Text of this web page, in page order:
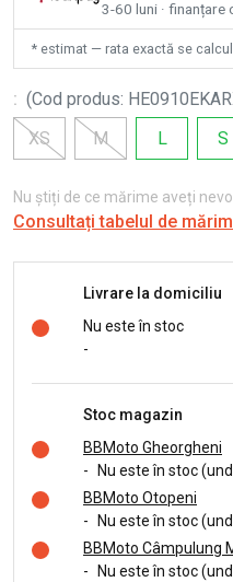
3-60 luni · finanțare
* estimat — rata exactă se
: (Cod produs:
XS
M L S
Nu știți de ce mărime aveți
Consultați tabelul de
Livrare la domiciliu
Nu este în stoc
-
Stoc magazin
BBMoto Gheorgheni
-
Nu este în stoc
BBMoto Otopeni
-
Nu este în stoc
BBMoto Câmpulung
-
Nu este în stoc